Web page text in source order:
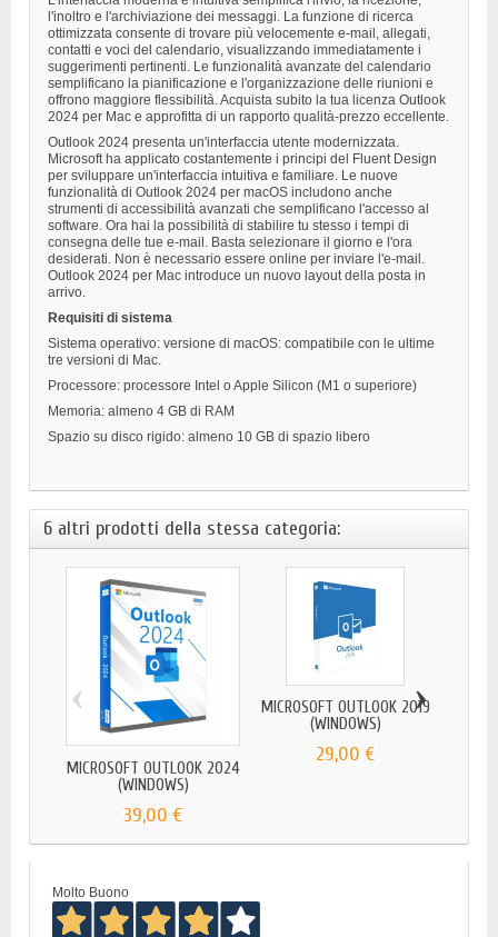
l'inoltro e l'archiviazione dei messaggi. La funzione di ricerca
ottimizzata consente di trovare più velocemente e-mail, allegati,
contatti e voci del calendario, visualizzando immediatamente i
suggerimenti pertinenti. Le funzionalità avanzate del calendario
semplificano la pianificazione e l'organizzazione delle riunioni e
offrono maggiore flessibilità. Acquista subito la tua licenza Outlook
2024 per Mac e approfitta di un rapporto qualità-prezzo eccellente.
Outlook 2024 presenta un'interfaccia utente modernizzata.
Microsoft ha applicato costantemente i principi del Fluent Design
per sviluppare un'interfaccia intuitiva e familiare. Le nuove
funzionalità di Outlook 2024 per macOS includono anche
strumenti di accessibilità avanzati che semplificano l'accesso al
software. Ora hai la possibilità di stabilire tu stesso i tempi di
consegna delle tue e-mail. Basta selezionare il giorno e l'ora
desiderati. Non è necessario essere online per inviare l'e-mail.
Outlook 2024 per Mac introduce un nuovo layout della posta in
arrivo.
Requisiti di sistema
Sistema operativo: versione di macOS: compatibile con le ultime
tre versioni di Mac.
Processore: processore Intel o Apple Silicon (M1 o superiore)
Memoria: almeno 4 GB di RAM
Spazio su disco rigido: almeno 10 GB di spazio libero
6 altri prodotti della stessa categoria:
MICROSOFT OUTLOOK 2024
(WINDOWS)
39,00 €
MICROSOFT OUTLOOK 2019
(WINDOWS)
29,00 €
‹ ›
Molto Buono